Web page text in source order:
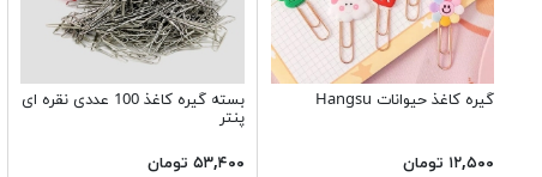
گیره کاغذ حیوانات Hangsu
۱۲,۵۰۰ تومان
بسته گیره کاغذ 100 عددی نقره ای
پنتر
۵۳,۴۰۰ تومان